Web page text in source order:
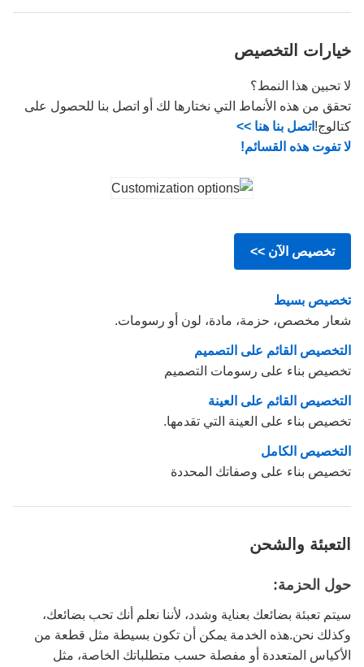
خيارات التخصيص
لا تحبين هذا النمط؟
تحقق من هذه الأنماط التي نختارها لك أو اتصل بنا للحصول على
كتالوج!اتصل بنا هنا >>
لا تفوت هذه القسائم!
تخصيص الآن >>
تخصيص بسيط
شعار مخصص، حزمة، مادة، لون أو رسومات.
التخصيص القائم على التصميم
تخصيص بناء على رسومات التصميم
التخصيص القائم على العينة
تخصيص بناء على العينة التي تقدمها.
التخصيص الكامل
تخصيص بناء على وصفاتك المحددة
التعبئة والشحن
حول الحزمة:
سيتم تعبئة بضائعك بعناية وشدد، لأننا نعلم أنك تحب بضائعك،
وكذلك نحن.هذه الخدمة يمكن أن تكون بسيطة مثل قطعة من
الأكياس المتعددة أو مفصلة حسب متطلباتك الخاصة، مثل